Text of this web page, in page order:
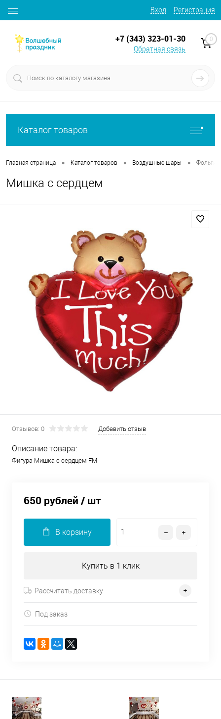
Вход Регистрация
+7 (343) 323-01-30
Обратная связь
0
Каталог товаров
Главная страница • Каталог товаров • Воздушные шары •
Мишка с сердцем
Отзывов: 0 Добавить отзыв
Описание товара:
Фигура Мишка с сердцем FM
650 рублей / шт
В корзину
Купить в 1 клик
Рассчитать доставку
Под заказ